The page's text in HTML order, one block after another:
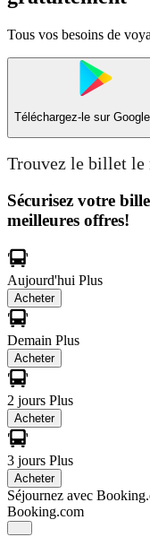
Tous vos besoins de
Téléchargez-le sur
Trouvez le billet le
Sécurisez votre
meilleures offres!
Aujourd'hui Plus
Acheter
Demain Plus
Acheter
2 jours Plus
Acheter
3 jours Plus
Acheter
Séjournez avec
Booking.com